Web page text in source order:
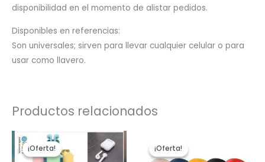
disponibilidad en el momento de alistar pedidos.
Disponibles en referencias:
Son universales; sirven para llevar cualquier celular o para
usar como llavero.
Productos relacionados
¡Oferta!
¡Oferta!
El
precio
original
precio
actual
¡Oferta!
¡Oferta!precio
original